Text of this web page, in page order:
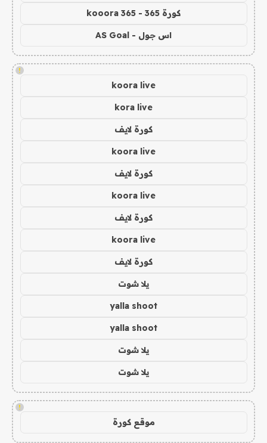
كورة 365 - kooora 365
اس جول - AS Goal
!
koora live
kora live
كورة لايف
koora live
كورة لايف
koora live
كورة لايف
koora live
كورة لايف
يلا شوت
yalla shoot
yalla shoot
يلا شوت
يلا شوت
!
موقع كورة